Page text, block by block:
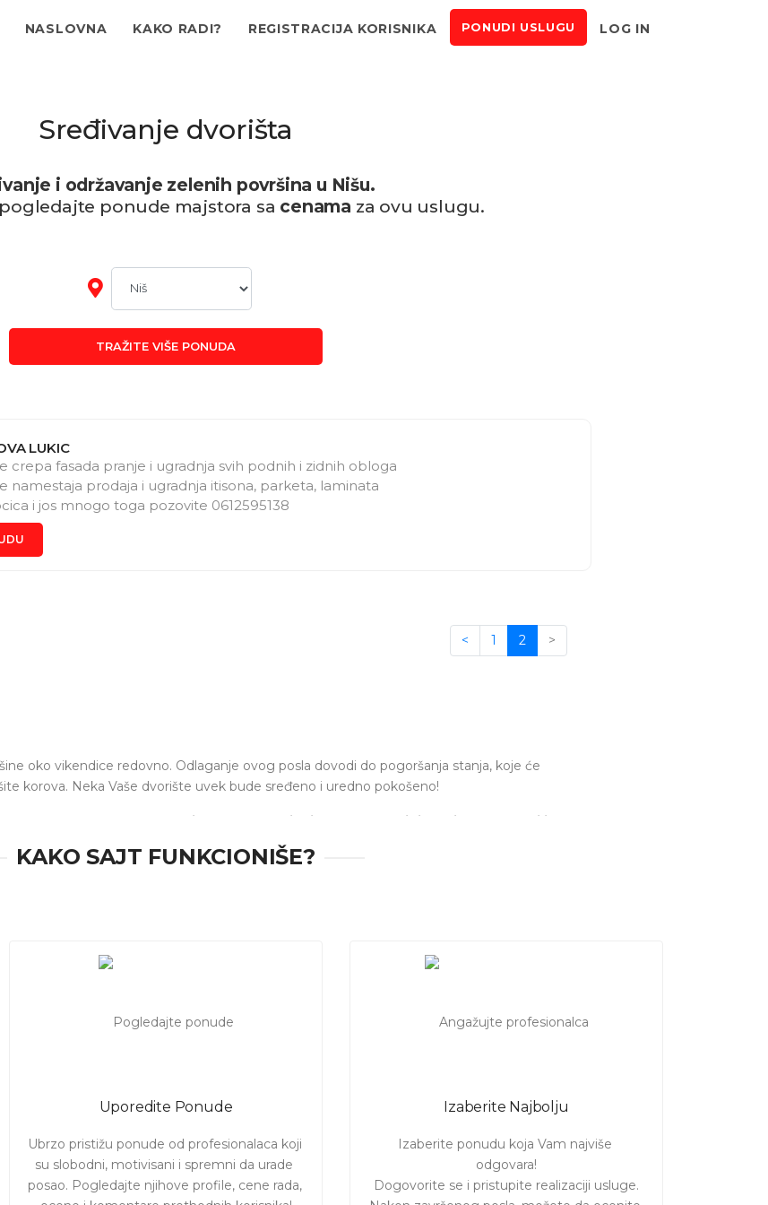
NASLOVNA KAKO RADI? REGISTRACIJA KORISNIKA PONUDI USLUGU LOG IN
Sređivanje dvorišta
i održavanje zelenih površina u Nišu.
ponude majstora sa cenama za ovu uslugu.
TRAŽITE VIŠE PONUDA
LUKIC
crepa fasada pranje i ugradnja svih podnih i zidnih obloga
namestaja prodaja i ugradnja itisona, parketa, laminata
i jos mnogo toga pozovite 0612595138
< 1 2 >
oko vikendice redovno. Odlaganje ovog posla dovodi do pogoršanja stanja, koje će
korova. Neka Vaše dvorište uvek bude sređeno i uredno pokošeno!
košenja trave, otkanjanja korova, rastinja - trimerom, kosilicom
zapuštenih placeva i ostalih zelenih površina
za ovu uslugu. Izaberite ponudu koja Vam najviše odgovara!
KAKO SAJT FUNKCIONIŠE?
Uporedite Ponude
Ubrzo pristižu ponude od profesionalaca koji
su slobodni, motivisani i spremni da urade
posao. Pogledajte njihove profile, cene rada,
Izaberite Najbolju
Izaberite ponudu koja Vam najviše
odgovara!
Dogovorite se i pristupite realizaciji usluge.